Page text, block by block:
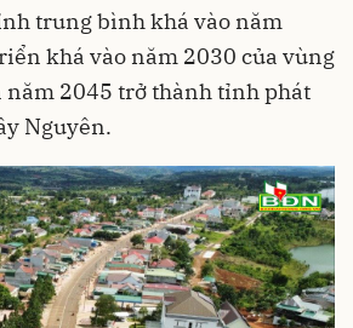
trung bình khá vào năm
khá vào năm 2030 của vùng
năm 2045 trở thành tỉnh phát
Nguyên.